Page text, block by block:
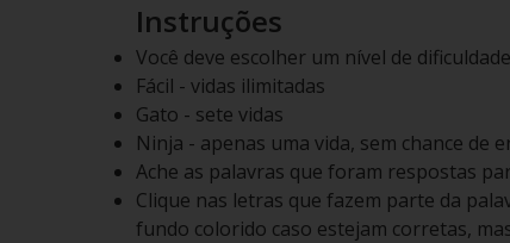
Instruções
Você deve escolher um nível de
Fácil - vidas ilimitadas
Gato - sete vidas
Ninja - apenas uma vida, sem chance de
Ache as palavras que foram respostas
Clique nas letras que fazem parte da
fundo colorido caso estejam corretas,